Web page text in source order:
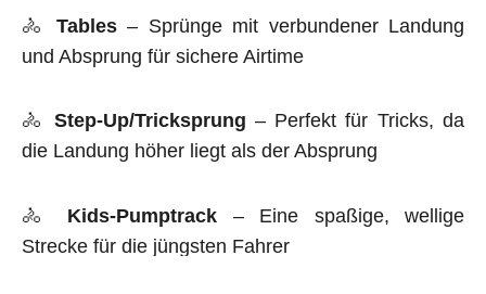
🚴 Tables– Sprünge mit verbundener Landung
und Absprung für sichere Airtime
🚴 Step-Up/Tricksprung – Perfekt für Tricks, da
die Landung höher liegt als der Absprung
🚴 Kids-Pumptrack – Eine spaßige, wellige
Strecke für die jüngsten Fahrer